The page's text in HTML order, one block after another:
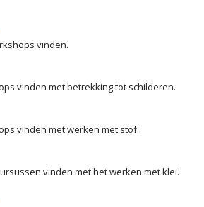
vinden.
vinden met betrekking tot schilderen.
vinden met werken met stof.
vinden met het werken met klei.